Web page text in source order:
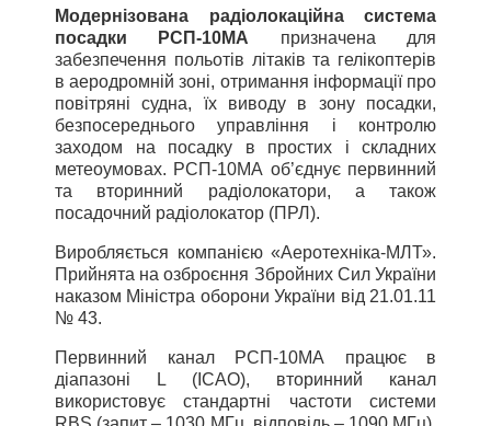
Модернізована радіолокаційна система
посадки РСП-10МА призначена для
забезпечення польотів літаків та гелікоптерів
в аеродромній зоні, отримання інформації про
повітряні судна, їх виводу в зону посадки,
безпосереднього управління і контролю
заходом на посадку в простих і складних
метеоумовах. РСП-10МА об’єднує первинний
та вторинний радіолокатори, а також
посадочний радіолокатор (ПРЛ).
Виробляється компанією «Аеротехніка-МЛТ».
Прийнята на озброєння Збройних Сил України
наказом Міністра оборони України від 21.01.11
№ 43.
Первинний канал РСП-10МА працює в
діапазоні L (ICAO), вторинний канал
використовує стандартні частоти системи